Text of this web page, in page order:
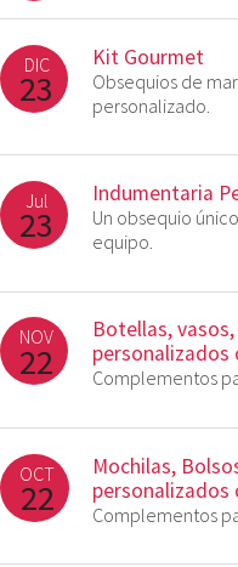
DIC
23
Kit Gourmet
Obsequios de
personalizado.
Jul
23
Indumentaria
Un obsequio
equipo.
NOV
22
Botellas,
personalizados
Complementos
OCT
22
Mochilas,
personalizados
Complementos